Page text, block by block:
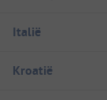
Italië
Kroatië